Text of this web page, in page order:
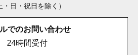
・日・祝日を除く）
でのお問い合わせ
24時間受付